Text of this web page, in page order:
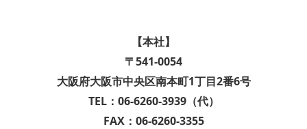
【本社】
〒541-0054
大阪府大阪市中央区南本町1丁目2番6号
TEL：06-6260-3939（代）
FAX：06-6260-3355